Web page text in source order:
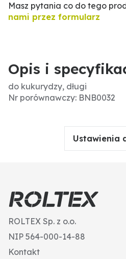
Masz pytania co do tego
nami przez formularz
Opis i
do kukurydzy, długi
Nr porównawczy: BNB0032
Ustawienia
ROLTEX Sp. z o.o.
NIP 564-000-14-88
Kontakt